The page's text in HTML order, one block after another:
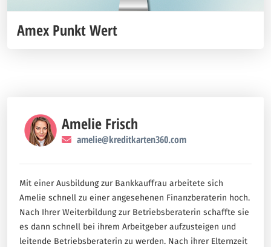
Amex Punkt Wert
Amelie Frisch
amelie@kreditkarten360.com
Mit einer Ausbildung zur Bankkauffrau arbeitete sich
Amelie schnell zu einer angesehenen Finanzberaterin hoch.
Nach Ihrer Weiterbildung zur Betriebsberaterin schaffte sie
es dann schnell bei ihrem Arbeitgeber aufzusteigen und
leitende Betriebsberaterin zu werden. Nach ihrer Elternzeit